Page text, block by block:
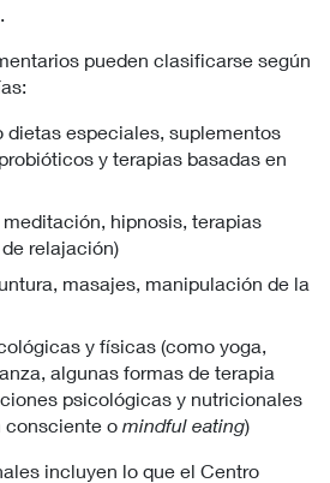
pueden clasificarse según
dietas especiales, suplementos
y terapias basadas en
hipnosis, terapias
relajación)
masajes, manipulación de la
y físicas (como yoga,
algunas formas de terapia
psicológicas y nutricionales
consciente omindful eating)
incluyen lo que el Centro